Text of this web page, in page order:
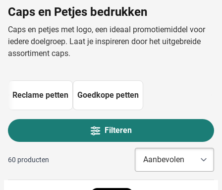
Caps en Petjes bedrukken
Caps en petjes met logo, een ideaal promotiemiddel voor
iedere doelgroep. Laat je inspireren door het uitgebreide
assortiment caps.
Reclame petten Goedkope petten
Filteren
60 producten